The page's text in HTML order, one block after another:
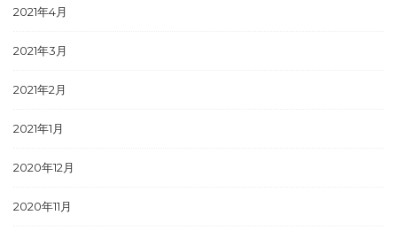
2021年4月
2021年3月
2021年2月
2021年1月
2020年12月
2020年11月